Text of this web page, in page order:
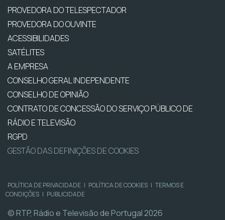
PROVEDORA DO TELESPECTADOR
PROVEDORA DO OUVINTE
ACESSIBILIDADES
SATÉLITES
A EMPRESA
CONSELHO GERAL INDEPENDENTE
CONSELHO DE OPINIÃO
CONTRATO DE CONCESSÃO DO SERVIÇO PÚBLICO DE
RÁDIO E TELEVISÃO
RGPD
GESTÃO DAS DEFINIÇÕES DE COOKIES
POLÍTICA DE PRIVACIDADE | POLÍTICA DE COOKIES | TERMOS E
CONDIÇÕES | PUBLICIDADE
© RTP, Rádio e Televisão de Portugal 2026